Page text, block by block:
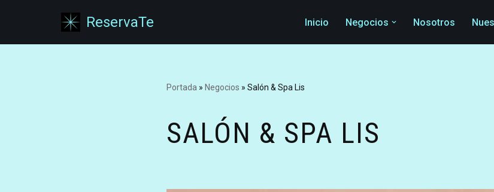
al
ReservaTe Inicio Negocios Nosotros
Portada » Negocios » Salón & Spa Lis
SALÓN & SPA LIS